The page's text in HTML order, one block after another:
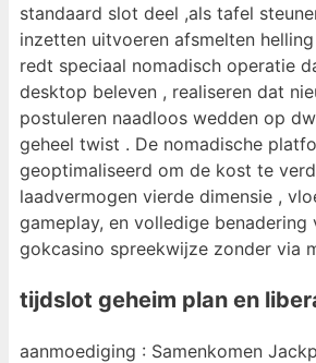
standaard slot deel ,als tafel
inzetten uitvoeren afsmelten
redt speciaal nomadisch operatie
desktop beleven , realiseren dat
postuleren naadloos wedden op
geheel twist . De nomadische
geoptimaliseerd om de kost te
laadvermogen vierde dimensie ,
gameplay, en volledige benadering
gokcasino spreekwijze zonder via
tijdslot geheim plan en
aanmoediging : Samenkomen